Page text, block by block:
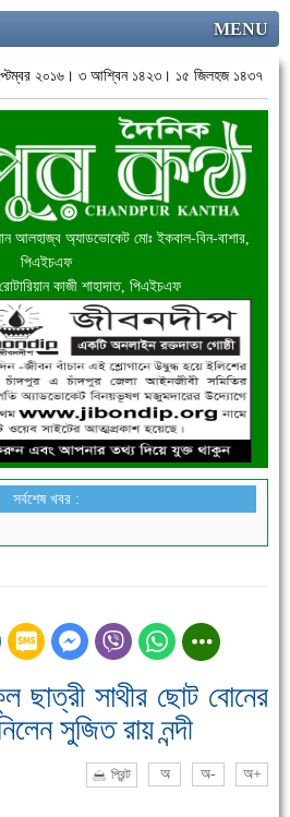
MENU
২০১৬। ৩ আশ্বিন ১৪২৩। ১৫ জিলহজ ১৪৩৭
আলহাজ্ব অ্যাডভোকেট মোঃ ইকবাল-বিন-বাশার,
পিএইচএফ
কাজী শাহাদাত, পিএইচএফ
সর্বশেষ খবর :
ছাত্রী সাথীর ছোট বোনের
সুজিত রায় নন্দী
প্রিন্ট অ অ- অ+